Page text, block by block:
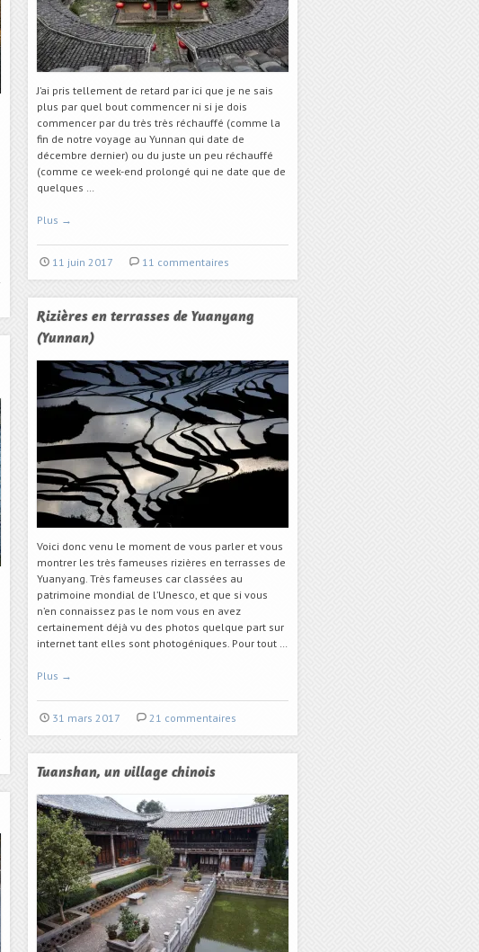
J’ai pris tellement de retard par ici que je ne sais
plus par quel bout commencer ni si je dois
commencer par du très très réchauffé (comme la
fin de notre voyage au Yunnan qui date de
décembre dernier) ou du juste un peu réchauffé
(comme ce week-end prolongé qui ne date que de
quelques …
Plus →
11 juin 2017 11 commentaires
Rizières en terrasses de Yuanyang
(Yunnan)
Voici donc venu le moment de vous parler et vous
montrer les très fameuses rizières en terrasses de
Yuanyang. Très fameuses car classées au
patrimoine mondial de l’Unesco, et que si vous
n’en connaissez pas le nom vous en avez
certainement déjà vu des photos quelque part sur
internet tant elles sont photogéniques. Pour tout …
Plus →
31 mars 2017 21 commentaires
Tuanshan, un village chinois